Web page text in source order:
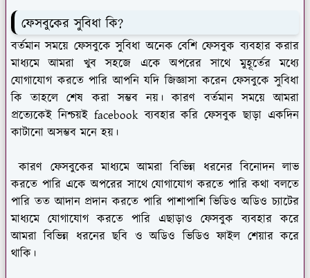
ফেসবুকের সুবিধা কি?
বর্তমান সময়ে ফেসবুকে সুবিধা অনেক বেশি ফেসবুক ব্যবহার করার
মাধ্যমে আমরা খুব সহজে একে অপরের সাথে মুহূর্তের মধ্যে
যোগাযোগ করতে পারি আপনি যদি জিজ্ঞাসা করেন ফেসবুকে সুবিধা
কি তাহলে শেষ করা সম্ভব নয়। কারণ বর্তমান সময়ে আমরা
প্রত্যেকেই নিশ্চয়ই facebook ব্যবহার করি ফেসবুক ছাড়া একদিন
কাটানো অসম্ভব মনে হয়।
কারণ ফেসবুকের মাধ্যমে আমরা বিভিন্ন ধরনের বিনোদন লাভ
করতে পারি একে অপরের সাথে যোগাযোগ করতে পারি কথা বলতে
পারি তত আদান প্রদান করতে পারি পাশাপাশি ভিডিও অডিও চ্যাটের
মাধ্যমে যোগাযোগ করতে পারি এছাড়াও ফেসবুক ব্যবহার করে
আমরা বিভিন্ন ধরনের ছবি ও অডিও ভিডিও ফাইল শেয়ার করে
থাকি।